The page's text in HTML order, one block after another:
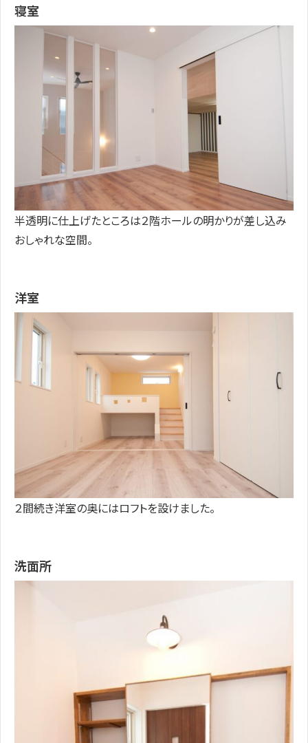
寝室
半透明に仕上げたところは２階ホールの明かりが差し込み
おしゃれな空間。
洋室
２間続き洋室の奥にはロフトを設けました。
洗面所